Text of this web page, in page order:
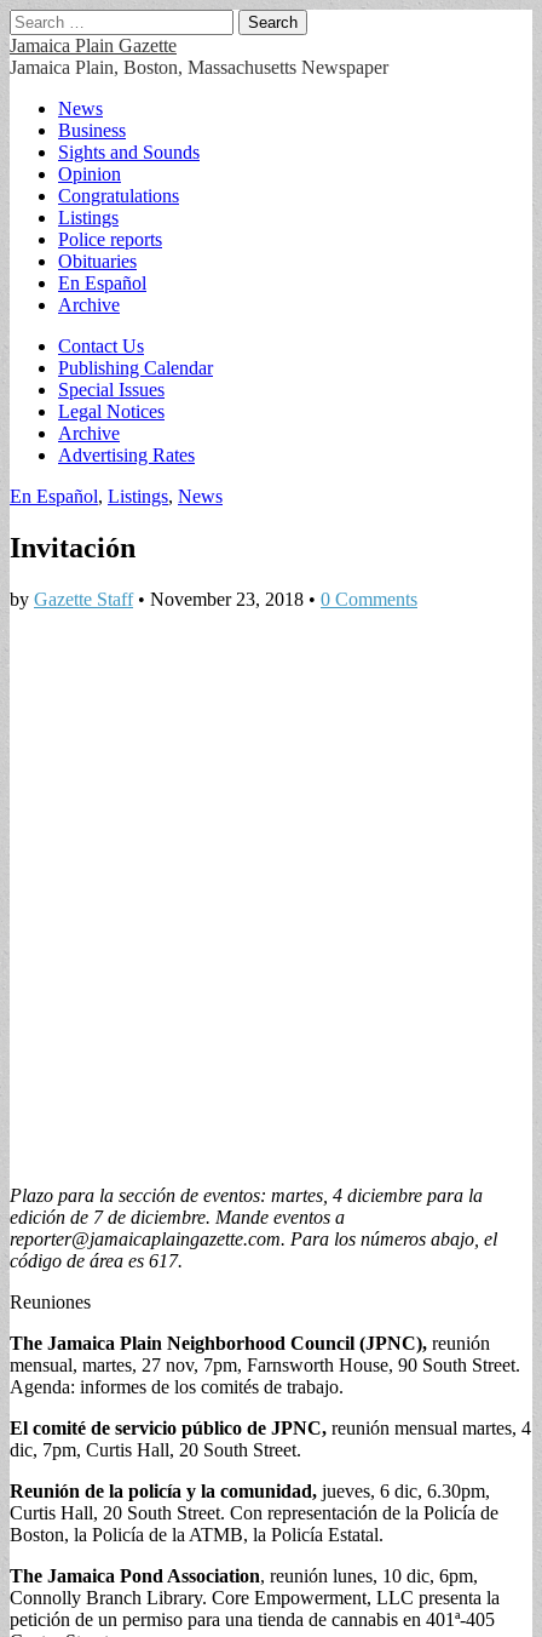
Search
for:
Jamaica Plain Gazette
Jamaica Plain, Boston, Massachusetts Newspaper
Main
menu
Skip
content
News
Business
Sights and Sounds
Opinion
Congratulations
Listings
Police reports
Obituaries
En Español
Archive
Sub
menu
Contact Us
Publishing Calendar
Special Issues
Legal Notices
Archive
Advertising Rates
En Español, Listings, News
Invitación
by Gazette Staff• November 23, 2018 • 0 Comments
Plazo para la sección de eventos: martes, 4 diciembre para la
edición de 7 de diciembre. Mande eventos a
reporter@jamaicaplaingazette.com. Para los números abajo, el
código de área es 617.
Reuniones
The Jamaica Plain Neighborhood Council (JPNC), reunión
mensual, martes, 27 nov, 7pm, Farnsworth House, 90 South Street.
Agenda: informes de los comités de trabajo.
El comité de servicio público de JPNC, reunión mensual martes, 4
dic, 7pm, Curtis Hall, 20 South Street.
Reunión de la policía y la comunidad, jueves, 6 dic, 6.30pm,
Curtis Hall, 20 South Street. Con representación de la Policía de
Boston, la Policía de la ATMB, la Policía Estatal.
The Jamaica Pond Association, reunión lunes, 10 dic, 6pm,
Connolly Branch Library. Core Empowerment, LLC presenta la
petición de un permiso para una tienda de cannabis en 401ª-405